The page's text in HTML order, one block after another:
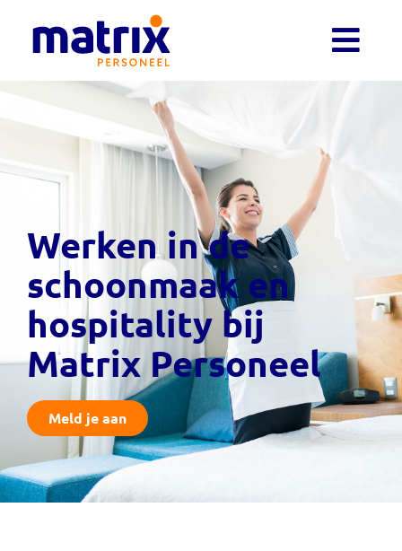
Werken in de
schoonmaak en
hospitality bij
Matrix Personeel
Meld je aan